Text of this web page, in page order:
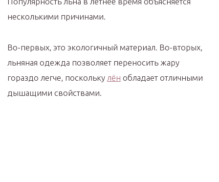
несколькими причинами.
Во-первых, это экологичный материал. Во-вторых,
льняная одежда позволяет переносить жару
гораздо легче, поскольку лён обладает отличными
дышащими свойствами.